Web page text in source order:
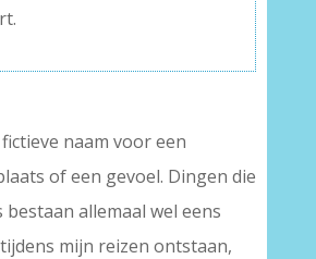
naam voor een
of een gevoel. Dingen die
allemaal wel eens
mijn reizen ontstaan,